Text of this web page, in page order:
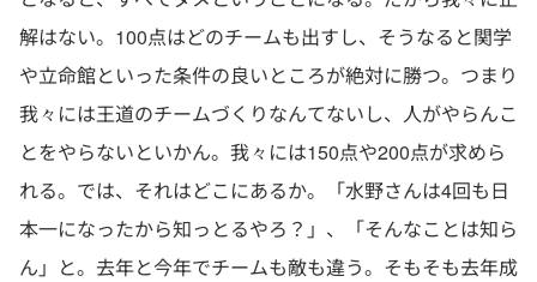
解はない。100点はどのチームも出すし、そうなると関学
や立命館といった条件の良いところが絶対に勝つ。つまり
我々には王道のチームづくりなんてないし、人がやらんこ
とをやらないといかん。我々には150点や200点が求めら
れる。では、それはどこにあるか。「水野さんは4回も日
本一になったから知っとるやろ？」、「そんなことは知ら
ん」と。去年と今年でチームも敵も違う。そもそも去年成